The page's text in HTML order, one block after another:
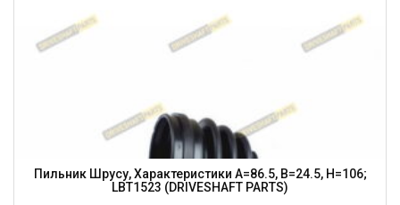
Пильник Шрусу, Характеристики A=86.5, B=24.5, H=106;
LBT1523 (DRIVESHAFT PARTS)